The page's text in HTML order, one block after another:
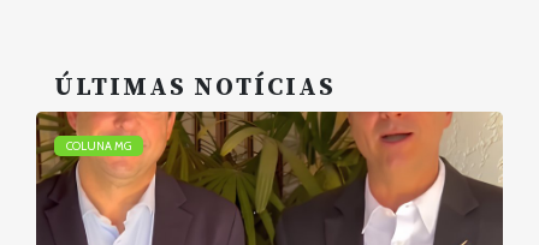
ÚLTIMAS NOTÍCIAS
COLUNA MG